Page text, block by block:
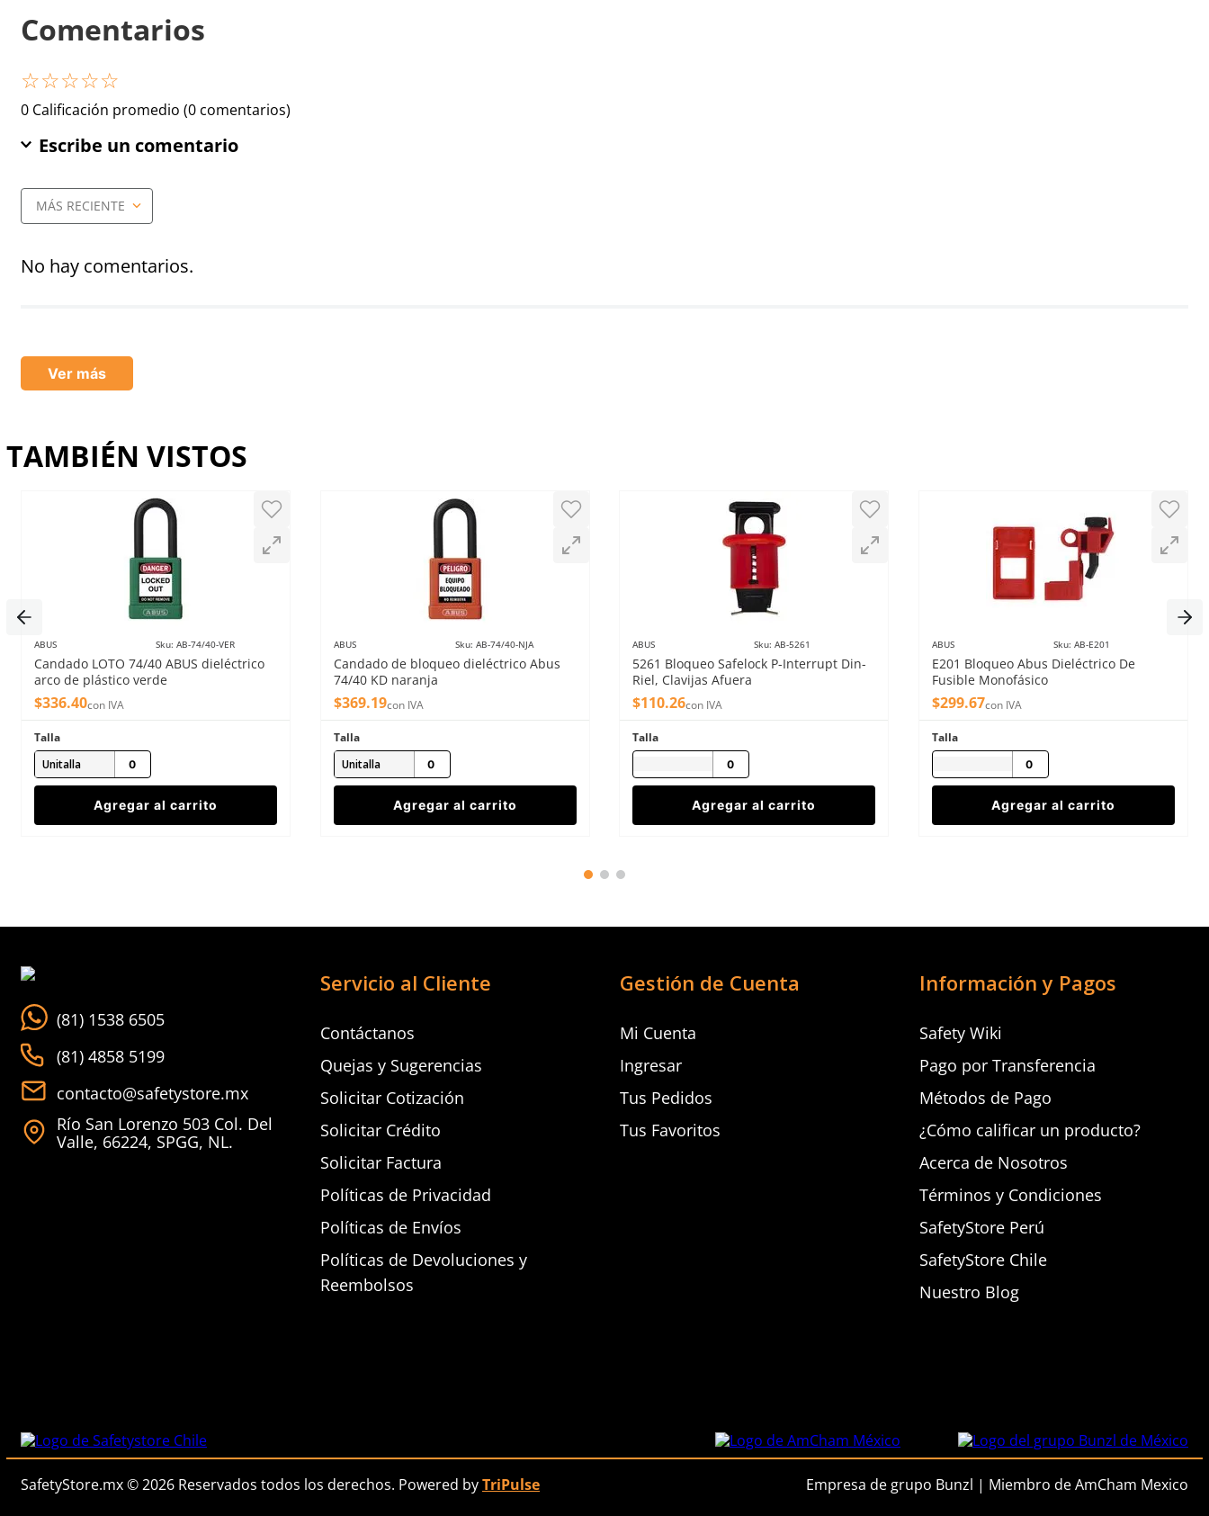
Comentarios
☆☆☆☆☆
0 Calificación promedio (0 comentarios)
Escribe un comentario
Agregar comentario
★★★★
Tu nombre
Dirección de email
Enviar comentario
MÁS RECIENTE
No hay comentarios.
Ver más
TAMBIÉN VISTOS
ABUS Sku: AB-74/40-VER
Candado LOTO 74/40 ABUS dieléctrico
arco de plástico verde
$336.40con IVA
Talla
Unitalla
Agregar al carrito
ABUS Sku: AB-74/40-NJA
Candado de bloqueo dieléctrico Abus
74/40 KD naranja
$369.19con IVA
Talla
Unitalla
Agregar al carrito
ABUS Sku: AB-5261
5261 Bloqueo Safelock P-Interrupt Din-
Riel, Clavijas Afuera
$110.26con IVA
Talla
Agregar al carrito
ABUS Sku: AB-E201
E201 Bloqueo Abus Dieléctrico De
Fusible Monofásico
$299.67con IVA
Talla
Agregar al carrito
(81) 1538 6505
(81) 4858 5199
contacto@safetystore.mx
Río San Lorenzo 503 Col. Del
Valle, 66224, SPGG, NL.
Servicio al Cliente
Contáctanos
Quejas y Sugerencias
Solicitar Cotización
Solicitar Crédito
Solicitar Factura
Políticas de Privacidad
Políticas de Envíos
Políticas de Devoluciones y
Reembolsos
Gestión de Cuenta
Mi Cuenta
Ingresar
Tus Pedidos
Tus Favoritos
Información y Pagos
Safety Wiki
Pago por Transferencia
Métodos de Pago
¿Cómo calificar un producto?
Acerca de Nosotros
Términos y Condiciones
SafetyStore Perú
SafetyStore Chile
Nuestro Blog
SafetyStore.mx © 2026 Reservados todos los derechos. Powered byTriPulse Empresa de grupo Bunzl | Miembro de AmCham Mexico